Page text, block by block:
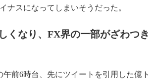
ナスになってしまいそうだった。
くなり、FX界の一部がざわつき
前6時台、先にツイートを引用した億ト